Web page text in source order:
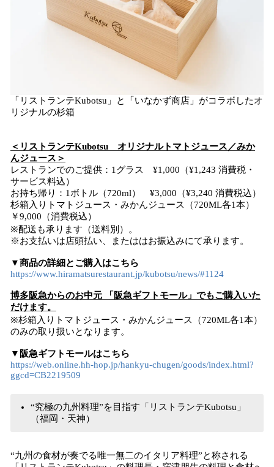
「リストランテKubotsu」と「いなかず商店」がコラボしたオ
リジナルの杉箱
​＜リストランテKubotsu オリジナルトマトジュース／みか
んジュース＞
レストランでのご提供：1グラス ¥1,000（¥1,243 消費税・
サービス料込）
お持ち帰り：1ボトル（720ml） ¥3,000（¥3,240 消費税込）
杉箱入りトマトジュース・みかんジュース（720ML各1本）
￥9,000（消費税込）
※配送も承ります（送料別）。
※お支払いは店頭払い、またははお振込みにて承ります。
▼商品の詳細とご購入はこちら
https://www.hiramatsurestaurant.jp/kubotsu/news/#1124
博多阪急からのお中元 「阪急ギフトモール」でもご購入いた
だけます。
※杉箱入りトマトジュース・みかんジュース（720ML各1本）
のみの取り扱いとなります。
▼阪急ギフトモールはこちら
https://web.online.hh-hop.jp/hankyu-chugen/goods/index.html?
ggcd=CB2219509
“究極の九州料理”を目指す​​「リストランテKubotsu」
（福岡・天神）
​“九州の食材が奏でる唯一無二のイタリア料理”と称される